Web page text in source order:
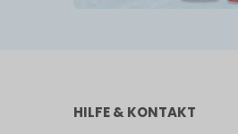
HILFE & KONTAKT